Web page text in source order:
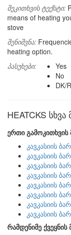
შეკითხვის ტექსტი:
means of heating
stove
შენიშვნა:
heating option.
პასუხები:
Yes
No
DK/
HEATCKS სხვა
ერთი გამოკითხვის
კავკასიის
კავკასიის
კავკასიის
კავკასიის
კავკასიის
კავკასიის
კავკასიის
კავკასიის
რამდენიმე ქვეყნის